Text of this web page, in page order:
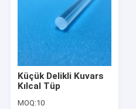
Küçük Delikli Kuvars
Kılcal Tüp
MOQ:10